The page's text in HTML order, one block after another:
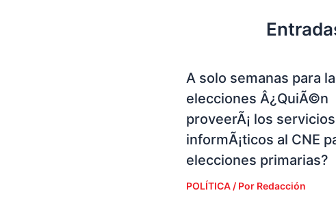
A solo semanas para
elecciones Â¿QuiÃ©n
proveerÃ¡ los servicios
informÃ¡ticos al CNE
elecciones primarias?
POLÍTICA / Por Redacción